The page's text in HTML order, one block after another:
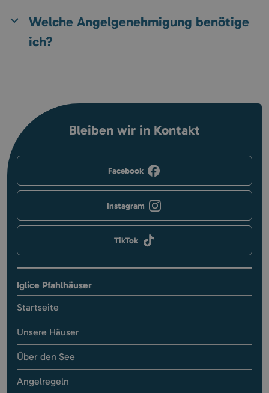
Welche Angelgenehmigung benötige
ich?
Bleiben wir in Kontakt
Facebook
Instagram
TikTok
Iglice Pfahlhäuser
Startseite
Unsere Häuser
Über den See
Angelregeln